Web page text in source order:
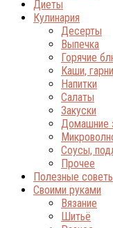
Диеты
Кулинария
Десерты
Выпечка
Горячие
Каши,
Напитки
Салаты
Закуски
Домашние
Соусы,
Прочее
Полезные
Своими руками
Вязание
Шитьё